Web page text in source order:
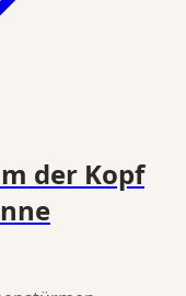
der Kopf